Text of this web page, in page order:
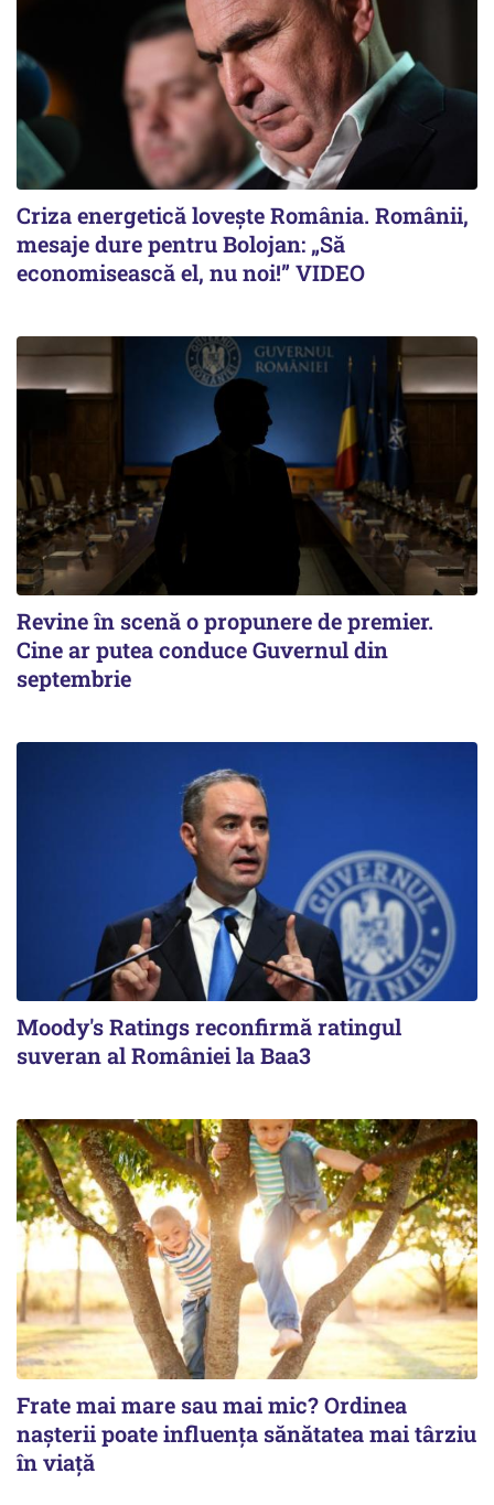
Criza energetică lovește România. Românii,
mesaje dure pentru Bolojan: „Să
economisească el, nu noi!” VIDEO
Revine în scenă o propunere de premier.
Cine ar putea conduce Guvernul din
septembrie
Moody's Ratings reconfirmă ratingul
suveran al României la Baa3
Frate mai mare sau mai mic? Ordinea
nașterii poate influența sănătatea mai târziu
în viață